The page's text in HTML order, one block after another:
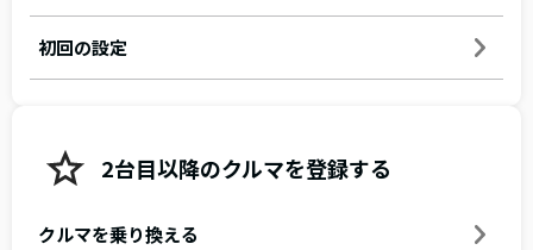
初回の設定
2台目以降のクルマを登録する
クルマを乗り換える